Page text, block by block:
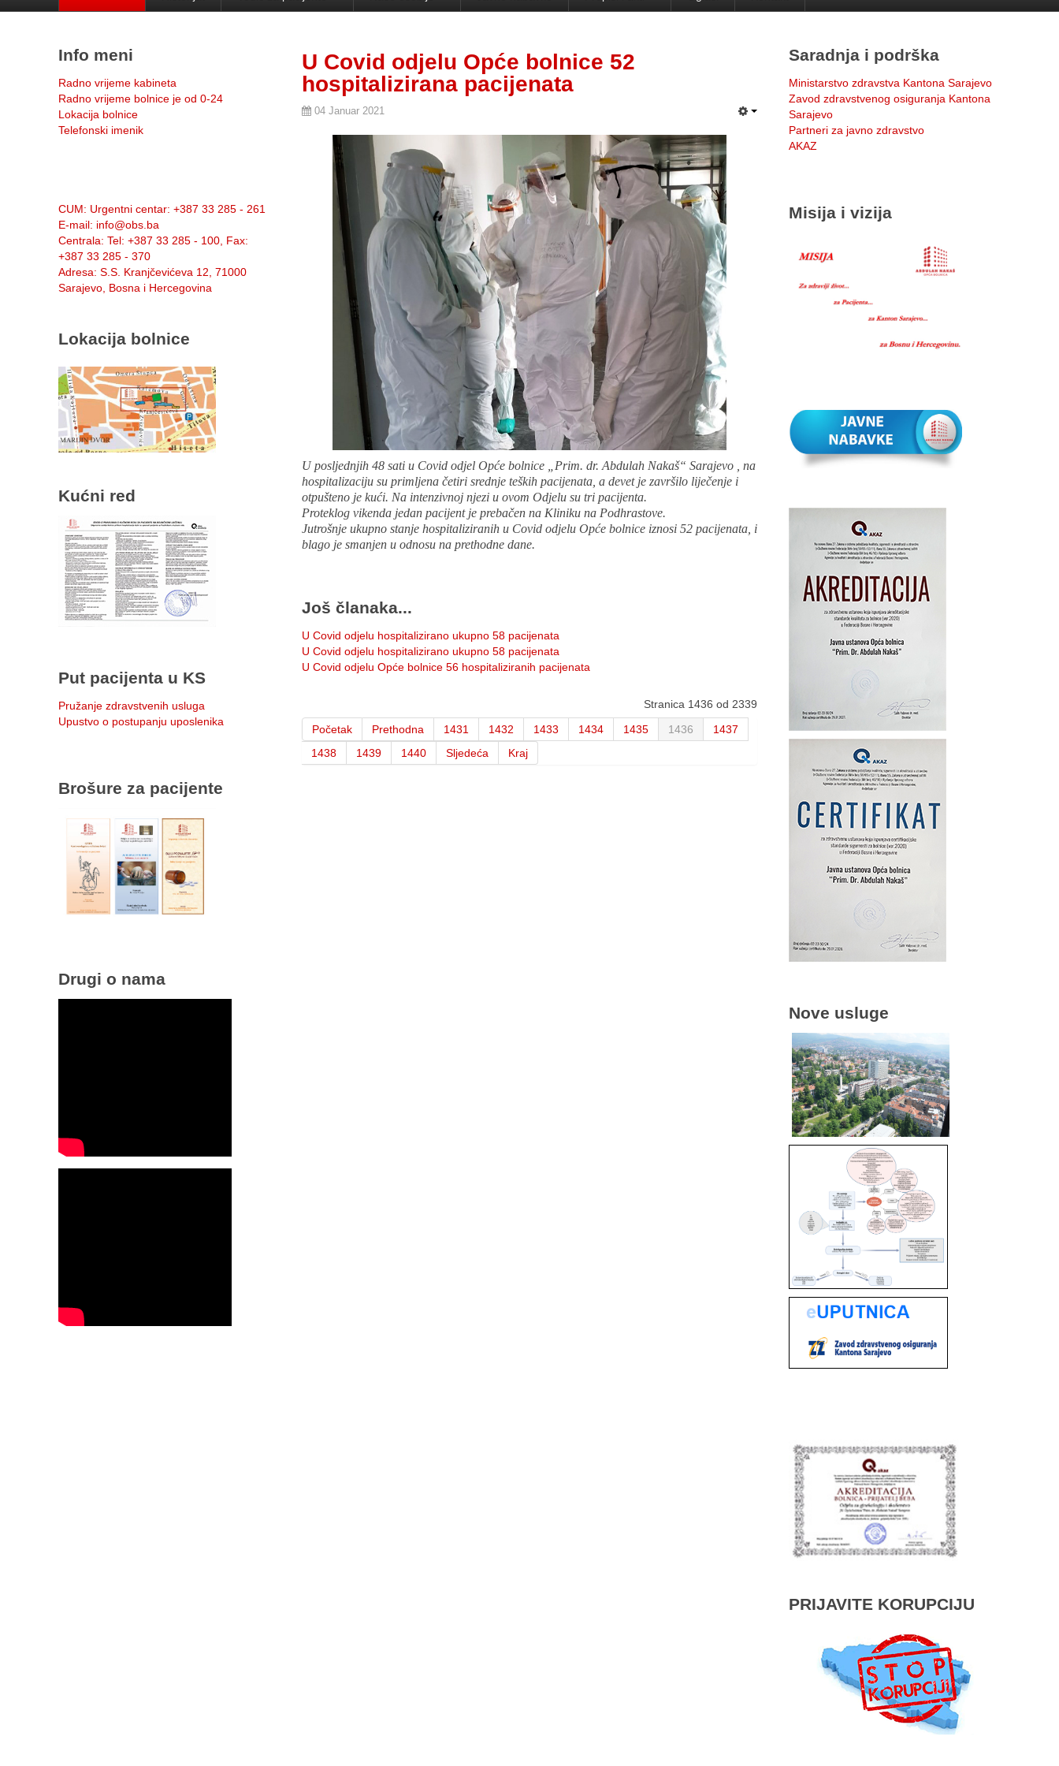
U Covid odjelu Opće bolnice 52
hospitalizirana pacijenata
04 Januar 2021
U posljednjih 48 sati u Covid odjel Opće bolnice „Prim. dr. Abdulah Nakaš“ Sarajevo , na
hospitalizaciju su primljena četiri srednje teških pacijenata, a devet je završilo liječenje i
otpušteno je kući. Na intenzivnoj njezi u ovom Odjelu su tri pacijenta.
Proteklog vikenda jedan pacijent je prebačen na Kliniku na Podhrastove.
Jutrošnje ukupno stanje hospitaliziranih u Covid odjelu Opće bolnice iznosi 52 pacijenata, i
blago je smanjen u odnosu na prethodne dane.
Još članaka...
U Covid odjelu hospitalizirano ukupno 58 pacijenata
U Covid odjelu hospitalizirano ukupno 58 pacijenata
U Covid odjelu Opće bolnice 56 hospitaliziranih pacijenata
Stranica 1436 od 2339
Početak
Prethodna 1431 1432 1433 1434 1435 1436
1437
1438
1439 1440 Sljedeća Kraj
Info meni
Radno vrijeme kabineta
Radno vrijeme bolnice je od 0-24
Lokacija bolnice
Telefonski imenik
CUM: Urgentni centar: +387 33 285 - 261
E-mail: info@obs.ba
Centrala: Tel: +387 33 285 - 100, Fax:
+387 33 285 - 370
Adresa: S.S. Kranjčevićeva 12, 71000
Sarajevo, Bosna i Hercegovina
Lokacija bolnice
Kućni red
Put pacijenta u KS
Pružanje zdravstvenih usluga
Upustvo o postupanju uposlenika
Brošure za pacijente
Drugi o nama
Saradnja i podrška
Ministarstvo zdravstva Kantona Sarajevo
Zavod zdravstvenog osiguranja Kantona
Sarajevo
Partneri za javno zdravstvo
AKAZ
Misija i vizija
Nove usluge
PRIJAVITE KORUPCIJU